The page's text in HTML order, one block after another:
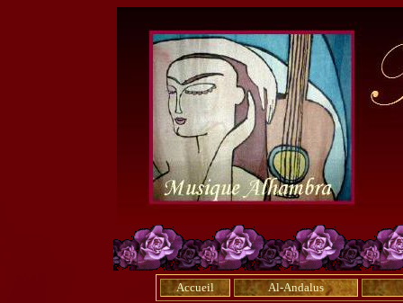
Accueil Al-Andalus